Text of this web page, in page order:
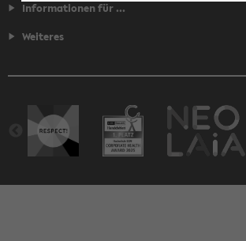
Informationen für ...
Weiteres